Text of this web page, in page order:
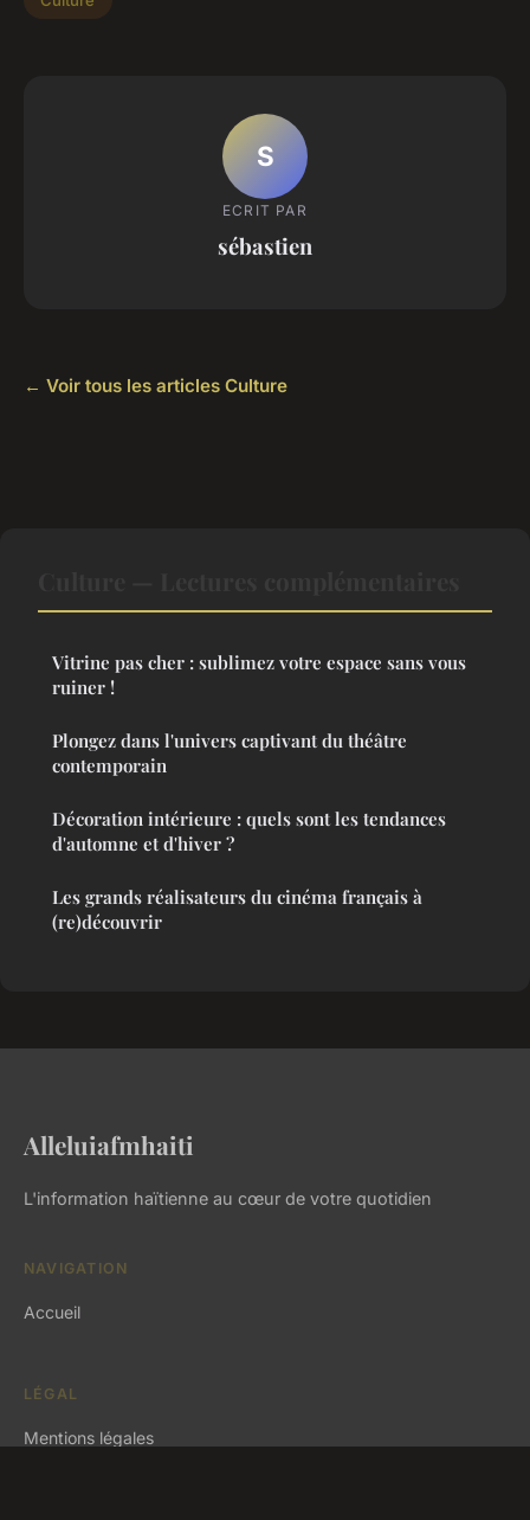
S
ECRIT PAR
sébastien
← Voir tous les articles Culture
Vitrine pas cher : sublimez votre espace sans vous
ruiner !
Plongez dans l'univers captivant du théâtre
contemporain
Décoration intérieure : quels sont les tendances
d'automne et d'hiver ?
Les grands réalisateurs du cinéma français à
(re)découvrir
Alleluiafmhaiti
L'information haïtienne au cœur de votre quotidien
NAVIGATION
Accueil
LÉGAL
Mentions légales